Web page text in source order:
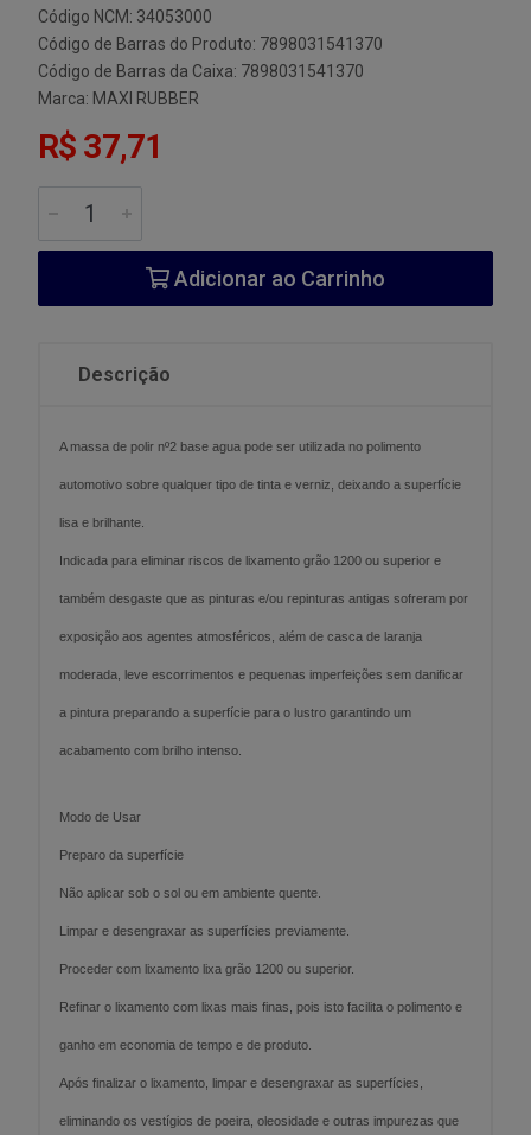
Código NCM: 34053000
Código de Barras do Produto: 7898031541370
Código de Barras da Caixa: 7898031541370
Marca: MAXI RUBBER
R$ 37,71
Adicionar ao Carrinho
Descrição
A massa de polir nº2 base agua pode ser utilizada no polimento
automotivo sobre qualquer tipo de tinta e verniz, deixando a superfície
lisa e brilhante.
Indicada para eliminar riscos de lixamento grão 1200 ou superior e
também desgaste que as pinturas e/ou repinturas antigas sofreram por
exposição aos agentes atmosféricos, além de casca de laranja
moderada, leve escorrimentos e pequenas imperfeições sem danificar
a pintura preparando a superfície para o lustro garantindo um
acabamento com brilho intenso.
Modo de Usar
Preparo da superfície
Não aplicar sob o sol ou em ambiente quente.
Limpar e desengraxar as superfícies previamente.
Proceder com lixamento lixa grão 1200 ou superior.
Refinar o lixamento com lixas mais finas, pois isto facilita o polimento e
ganho em economia de tempo e de produto.
Após finalizar o lixamento, limpar e desengraxar as superfícies,
eliminando os vestígios de poeira, oleosidade e outras impurezas que